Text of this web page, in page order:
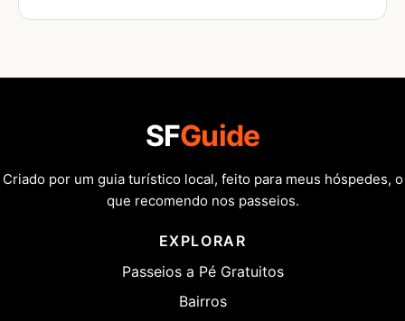
SFGuide
Criado por um guia turístico local, feito para meus hóspedes, o
que recomendo nos passeios.
EXPLORAR
Passeios a Pé Gratuitos
Bairros